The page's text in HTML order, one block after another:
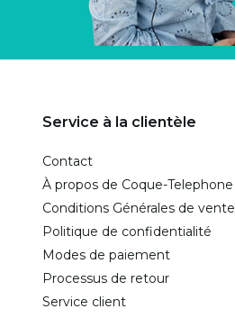
Service à la clientèle
Contact
À propos de Coque-Telephone
Conditions Générales de vente
Politique de confidentialité
Modes de paiement
Processus de retour
Service client